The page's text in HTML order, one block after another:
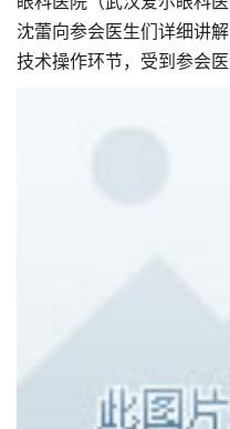
沈蕾向参会医生们详细讲
技术操作环节，受到参会